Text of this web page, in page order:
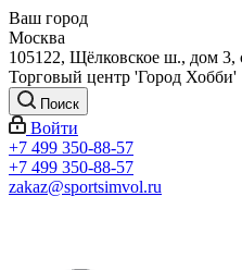
Ваш город
Москва
105122, Щёлковское ш., дом 3,
Торговый центр 'Город Хобби'
Поиск
Войти
+7 499 350-88-57
+7 499 350-88-57
zakaz@sportsimvol.ru